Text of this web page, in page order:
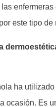
enfermeras
este tipo de
ha
ocasión. Es